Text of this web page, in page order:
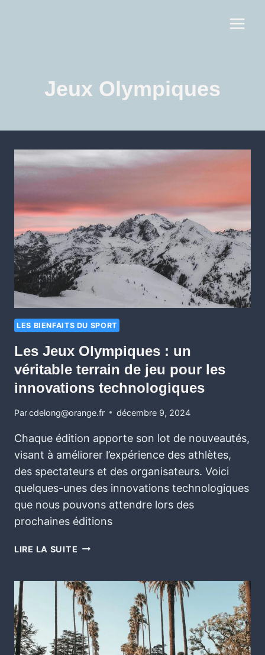
Jeux Olympiques
LES BIENFAITS DU SPORT
Les Jeux Olympiques : un
véritable terrain de jeu pour les
innovations technologiques
Parcdelong@orange.fr décembre 9, 2024
Chaque édition apporte son lot de nouveautés,
visant à améliorer l’expérience des athlètes,
des spectateurs et des organisateurs. Voici
quelques-unes des innovations technologiques
que nous pouvons attendre lors des
prochaines éditions
LIRE LA SUITE